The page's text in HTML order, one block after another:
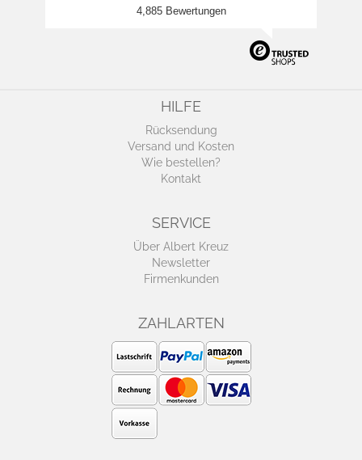
4,885 Bewertungen
HILFE
Rücksendung
Versand und Kosten
Wie bestellen?
Kontakt
SERVICE
Über Albert Kreuz
Newsletter
Firmenkunden
ZAHLARTEN